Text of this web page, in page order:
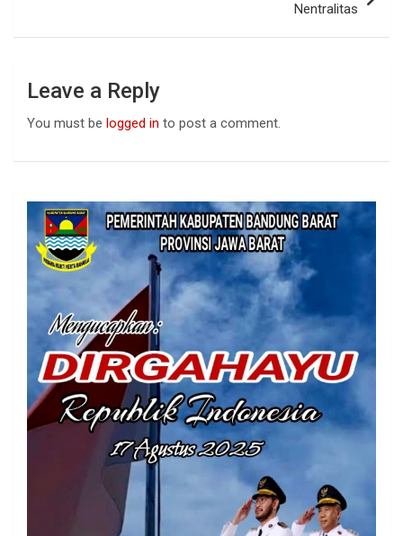
Nentralitas
Leave a Reply
You must be logged in to post a comment.